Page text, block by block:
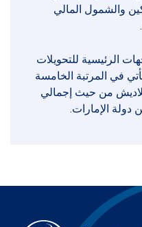
والشمول المالي
الرئيسية للتحويلات
في المرتبة الخامسة
من حيث إجمالي
دولة الإمارات.